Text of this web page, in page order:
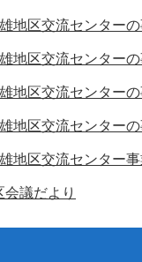
地区交流センター
地区交流センター
地区交流センター
地区交流センター
地区交流センター
議だより